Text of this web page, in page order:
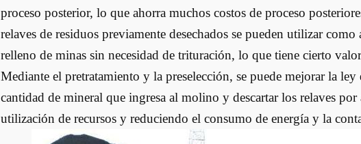
proceso posterior, lo que ahorra muchos costos de proceso
relaves de residuos previamente desechados se pueden utilizar
relleno de minas sin necesidad de trituración, lo que tiene cierto
Mediante el pretratamiento y la preselección, se puede mejorar la
cantidad de mineral que ingresa al molino y descartar los relaves
utilización de recursos y reduciendo el consumo de energía y la